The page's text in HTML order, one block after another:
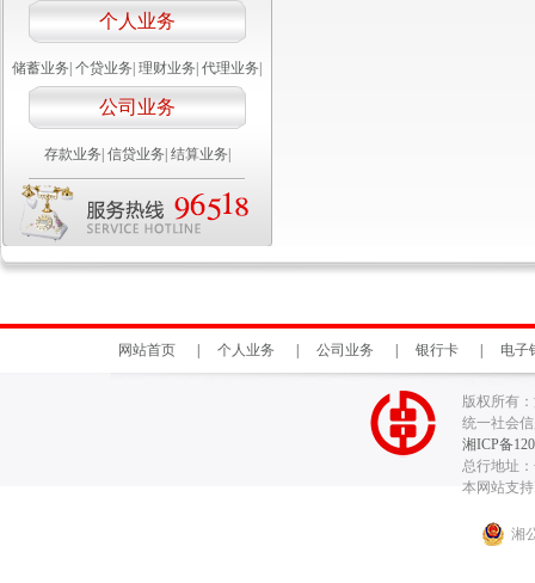
个人业务
储蓄业务 个贷业务 理财业务 代理业务
公司业务
存款业务 信贷业务 结算业务
网站首页 个人业务 公司业务 银行卡 电子
版权所有
统一社会信
湘ICP备
总行地址
本网站支
湘